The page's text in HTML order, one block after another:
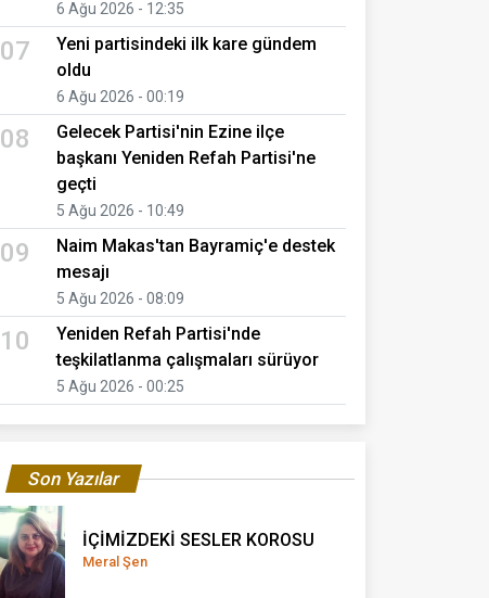
6 Ağu 2026 - 12:35
07
Yeni partisindeki ilk kare gündem
oldu
6 Ağu 2026 - 00:19
08
Gelecek Partisi'nin Ezine ilçe
başkanı Yeniden Refah Partisi'ne
geçti
5 Ağu 2026 - 10:49
09
Naim Makas'tan Bayramiç'e destek
mesajı
5 Ağu 2026 - 08:09
10
Yeniden Refah Partisi'nde
teşkilatlanma çalışmaları sürüyor
5 Ağu 2026 - 00:25
Son Yazılar
İÇİMİZDEKİ SESLER KOROSU
Meral Şen